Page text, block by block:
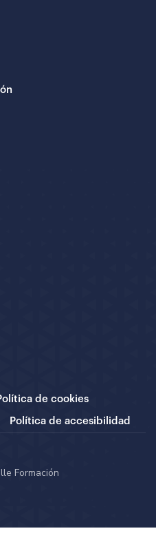
de cookies
Política de accesibilidad
Formación